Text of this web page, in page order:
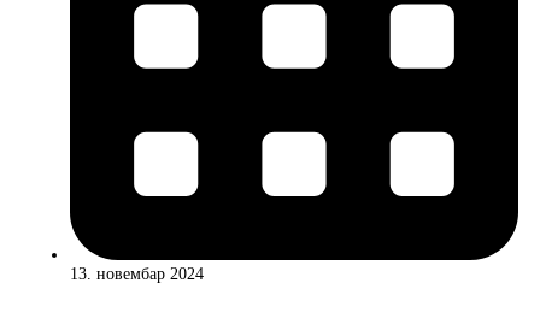
13. новембар 2024